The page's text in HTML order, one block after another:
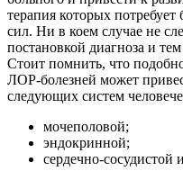
терапия которых
сил. Ни в коем случае не
постановкой диагноза и
Стоит помнить, что
ЛОР-болезней может
следующих систем
мочеполовой;
эндокринной;
сердечно-сосудистой